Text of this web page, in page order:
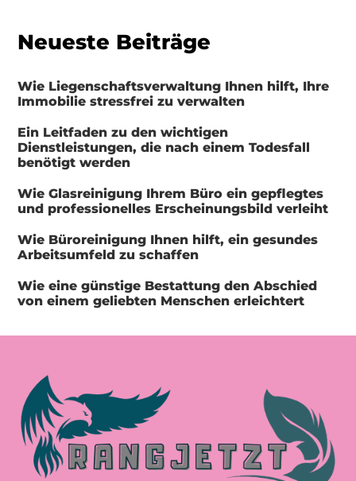
Neueste Beiträge
Wie Liegenschaftsverwaltung Ihnen hilft, Ihre
Immobilie stressfrei zu verwalten
Ein Leitfaden zu den wichtigen
Dienstleistungen, die nach einem Todesfall
benötigt werden
Wie Glasreinigung Ihrem Büro ein gepflegtes
und professionelles Erscheinungsbild verleiht
Wie Büroreinigung Ihnen hilft, ein gesundes
Arbeitsumfeld zu schaffen
Wie eine günstige Bestattung den Abschied
von einem geliebten Menschen erleichtert